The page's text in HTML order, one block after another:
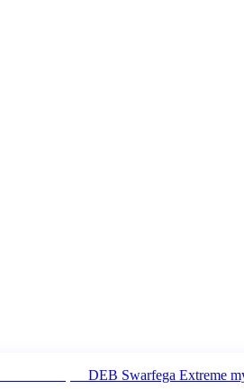
DEB Swarfega Extreme